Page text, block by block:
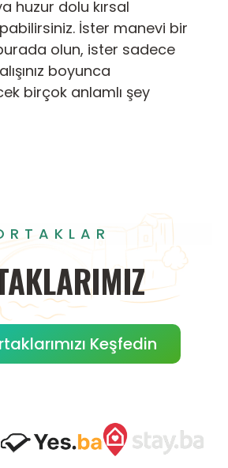
huzur dolu kırsal
İster manevi bir
olun, ister sadece
boyunca
birçok anlamlı şey
Keşfedin